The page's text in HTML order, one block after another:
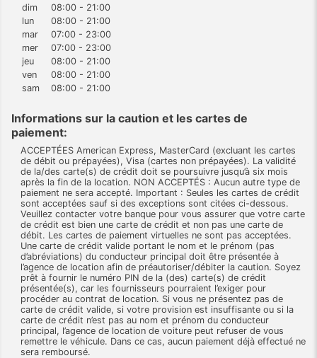
dim
08:00 - 21:00
lun
08:00 - 21:00
mar
07:00 - 23:00
mer
07:00 - 23:00
jeu
08:00 - 21:00
ven
08:00 - 21:00
sam
08:00 - 21:00
Informations sur la caution et les cartes de
paiement:
ACCEPTÉES American Express, MasterCard (excluant les cartes
de débit ou prépayées), Visa (cartes non prépayées). La validité
de la/des carte(s) de crédit doit se poursuivre jusqu’à six mois
après la fin de la location. NON ACCEPTÉS : Aucun autre type de
paiement ne sera accepté. Important : Seules les cartes de crédit
sont acceptées sauf si des exceptions sont citées ci-dessous.
Veuillez contacter votre banque pour vous assurer que votre carte
de crédit est bien une carte de crédit et non pas une carte de
débit. Les cartes de paiement virtuelles ne sont pas acceptées.
Une carte de crédit valide portant le nom et le prénom (pas
d’abréviations) du conducteur principal doit être présentée à
l’agence de location afin de préautoriser/débiter la caution. Soyez
prêt à fournir le numéro PIN de la (des) carte(s) de crédit
présentée(s), car les fournisseurs pourraient l’exiger pour
procéder au contrat de location. Si vous ne présentez pas de
carte de crédit valide, si votre provision est insuffisante ou si la
carte de crédit n’est pas au nom et prénom du conducteur
principal, l’agence de location de voiture peut refuser de vous
remettre le véhicule. Dans ce cas, aucun paiement déjà effectué ne
sera remboursé.